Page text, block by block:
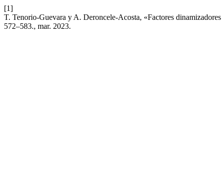
[1]
T. Tenorio-Guevara y A. Deroncele-Acosta, «Factores
572–583., mar. 2023.